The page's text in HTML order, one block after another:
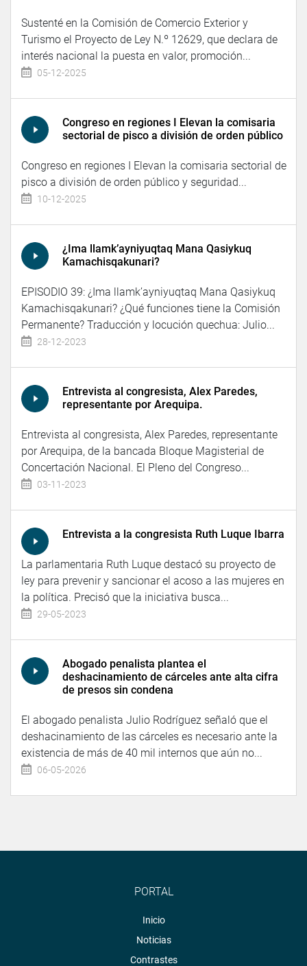
Sustenté en la Comisión de Comercio Exterior y
Turismo el Proyecto de Ley N.º 12629, que declara de
interés nacional la puesta en valor, promoción...
05-12-2025
Congreso en regiones I Elevan la comisaria
sectorial de pisco a división de orden público
Congreso en regiones I Elevan la comisaria sectorial de
pisco a división de orden público y seguridad...
10-12-2025
¿Ima llamk’ayniyuqtaq Mana Qasiykuq
Kamachisqakunari?
EPISODIO 39: ¿Ima llamk’ayniyuqtaq Mana Qasiykuq
Kamachisqakunari? ¿Qué funciones tiene la Comisión
Permanente? Traducción y locución quechua: Julio...
28-12-2023
Entrevista al congresista, Alex Paredes,
representante por Arequipa.
Entrevista al congresista, Alex Paredes, representante
por Arequipa, de la bancada Bloque Magisterial de
Concertación Nacional. El Pleno del Congreso...
03-11-2023
Entrevista a la congresista Ruth Luque Ibarra
La parlamentaria Ruth Luque destacó su proyecto de
ley para prevenir y sancionar el acoso a las mujeres en
la política. Precisó que la iniciativa busca...
29-05-2023
Abogado penalista plantea el
deshacinamiento de cárceles ante alta cifra
de presos sin condena
El abogado penalista Julio Rodríguez señaló que el
deshacinamiento de las cárceles es necesario ante la
existencia de más de 40 mil internos que aún no...
06-05-2026
PORTAL
Inicio
Noticias
Contrastes